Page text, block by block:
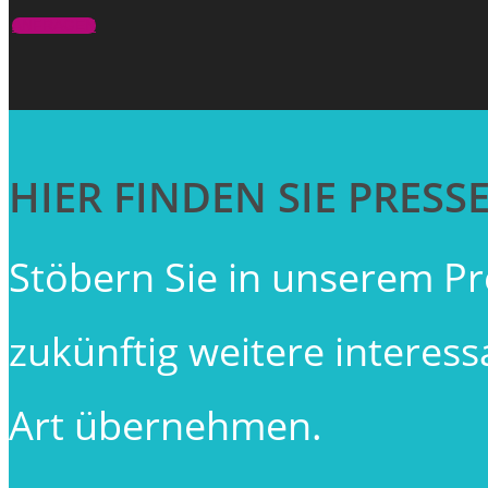
ANFRAGEN
HIER FINDEN SIE
Stöbern Sie in unserem
zukünftig weitere
Art übernehmen.